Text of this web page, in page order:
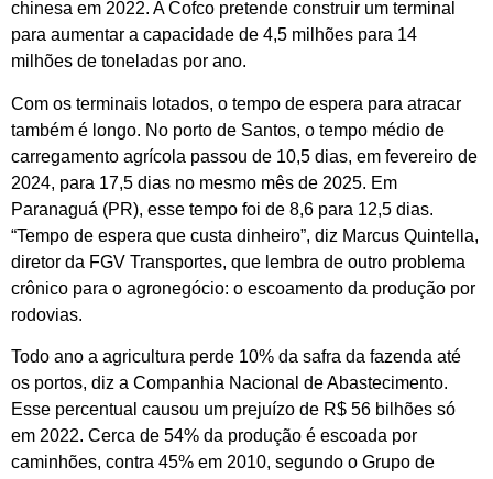
chinesa em 2022. A Cofco pretende construir um terminal
para aumentar a capacidade de 4,5 milhões para 14
milhões de toneladas por ano.
Com os terminais lotados, o tempo de espera para atracar
também é longo. No porto de Santos, o tempo médio de
carregamento agrícola passou de 10,5 dias, em fevereiro de
2024, para 17,5 dias no mesmo mês de 2025. Em
Paranaguá (PR), esse tempo foi de 8,6 para 12,5 dias.
“Tempo de espera que custa dinheiro”, diz Marcus Quintella,
diretor da FGV Transportes, que lembra de outro problema
crônico para o agronegócio: o escoamento da produção por
rodovias.
Todo ano a agricultura perde 10% da safra da fazenda até
os portos, diz a Companhia Nacional de Abastecimento.
Esse percentual causou um prejuízo de R$ 56 bilhões só
em 2022. Cerca de 54% da produção é escoada por
caminhões, contra 45% em 2010, segundo o Grupo de